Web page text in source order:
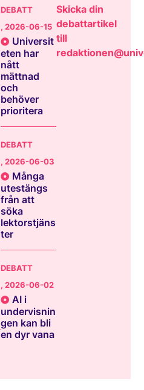
DEBATT
, 2026-06-15
Universit
eten har
nått
mättnad
och
behöver
prioritera
DEBATT
, 2026-06-03
Många
utestängs
från att
söka
lektorstjäns
ter
DEBATT
, 2026-06-02
AI i
undervisnin
gen kan bli
en dyr vana
Skicka din
debattartikel
till